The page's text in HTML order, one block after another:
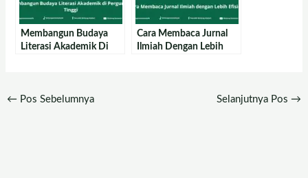
Membangun Budaya
Literasi Akademik Di
Cara Membaca Jurnal
Ilmiah Dengan Lebih
← Pos Sebelumnya Selanjutnya Pos →